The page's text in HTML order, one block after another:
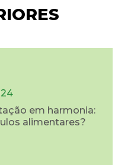
em harmonia:
alimentares?